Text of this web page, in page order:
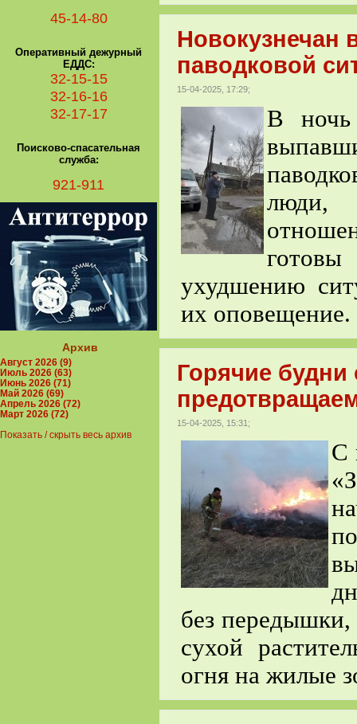
Новокузнечан
паводковой
15-04-2025, 17:29;
В ночь
люди,
ухудшению
их оповещение.
Горячие будни
15-04-2025, 15:31;
С
без передышки,
сухой
огня на жилые
45-14-80
Оперативный дежурный
ЕДДС:
32-15-15
32-16-16
32-17-17
Поисково-спасательная
служба:
921-911
Архив
Август 2026 (9)
Июль 2026 (63)
Июнь 2026 (71)
Май 2026 (69)
Апрель 2026 (72)
Март 2026 (72)
Показать / скрыть весь архив